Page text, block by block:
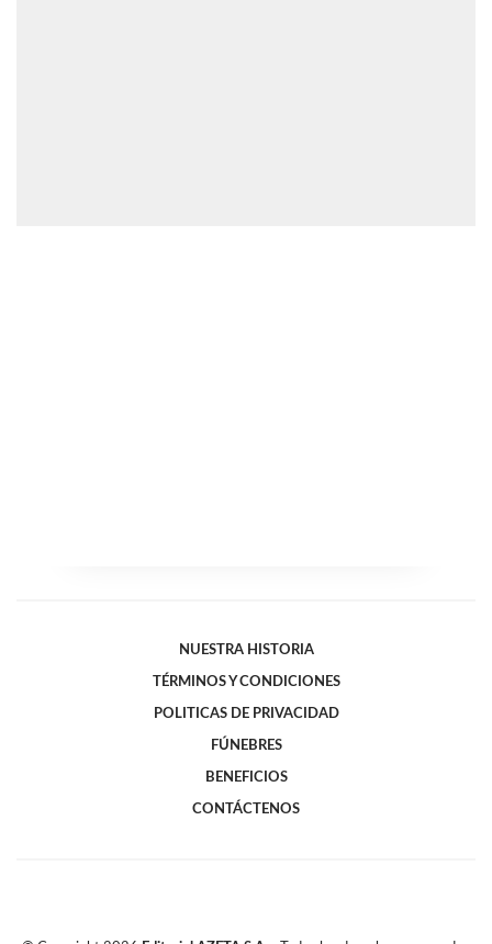
NUESTRA HISTORIA
TÉRMINOS Y CONDICIONES
POLITICAS DE PRIVACIDAD
FÚNEBRES
BENEFICIOS
CONTÁCTENOS